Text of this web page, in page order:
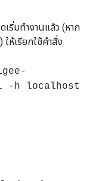
เริ่มทำงานแล้ว (หาก
ห้เรียกใช้คำสั่ง
-h localhost